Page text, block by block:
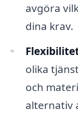
avgöra
dina krav.
olika
och
alternativ